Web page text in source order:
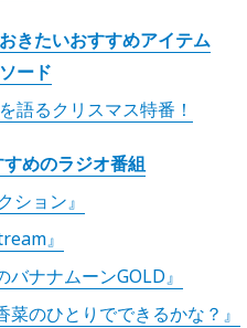
きたいおすすめアイテム
ード
語るクリスマス特番！
めのラジオ番組
ション』
』
ナナムーンGOLD』
のひとりでできるかな？』